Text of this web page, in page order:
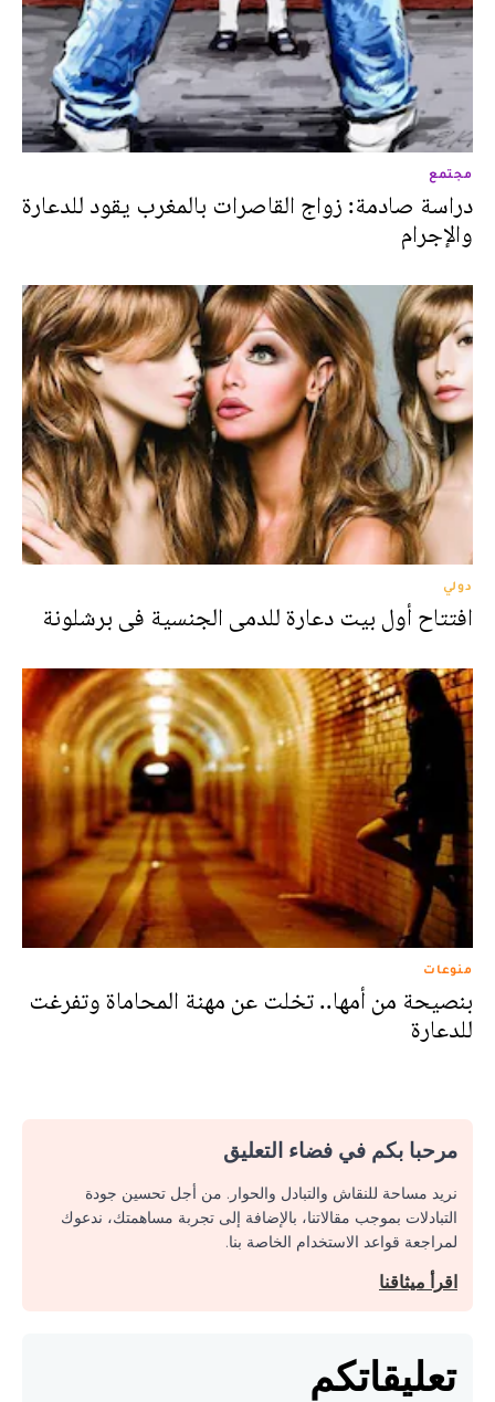
مجتمع
دراسة صادمة: زواج القاصرات بالمغرب يقود للدعارة
والإجرام
دولي
افتتاح أول بيت دعارة للدمى الجنسية فى برشلونة
منوعات
بنصيحة من أمها.. تخلت عن مهنة المحاماة وتفرغت
للدعارة
مرحبا بكم في فضاء التعليق
نريد مساحة للنقاش والتبادل والحوار. من أجل تحسين جودة
التبادلات بموجب مقالاتنا، بالإضافة إلى تجربة مساهمتك، ندعوك
لمراجعة قواعد الاستخدام الخاصة بنا.
اقرأ ميثاقنا
تعليقاتكم